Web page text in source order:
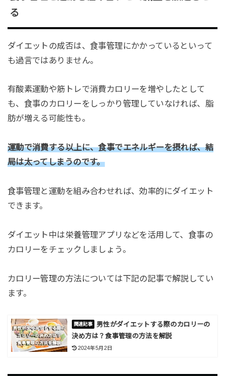
る
ダイエットの成否は、食事管理にかかっているといって
も過言ではありません。
有酸素運動や筋トレで消費カロリーを増やしたとして
も、食事のカロリーをしっかり管理していなければ、脂
肪が増える可能性も。
運動で消費する以上に、食事でエネルギーを摂れば、結
局は太ってしまうのです。
食事管理と運動を組み合わせれば、効率的にダイエット
できます。
ダイエット中は栄養管理アプリなどを活用して、食事の
カロリーをチェックしましょう。
カロリー管理の方法については下記の記事で解説してい
ます。
男性がダイエットする際のカロリーの
決め方は？食事管理の方法を解説
2024年5月2日